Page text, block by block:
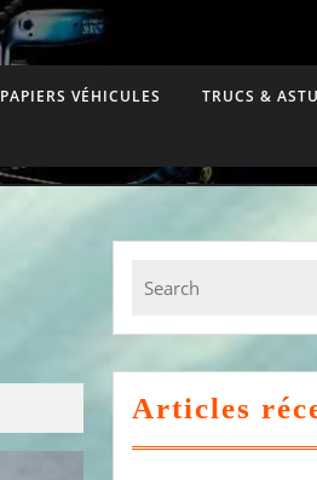
PAPIERS VÉHICULES TRUCS &
for:
Articles